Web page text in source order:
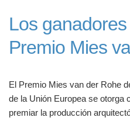
Los
Premio Mies
El Premio Mies van der Rohe
de la Unión Europea se otorga
premiar la producción